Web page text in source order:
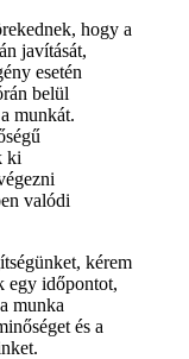
hogy a
javítását,
esetén
belül
munkát.
ki
valódi
kérem
egy időpontot,
munka
és a